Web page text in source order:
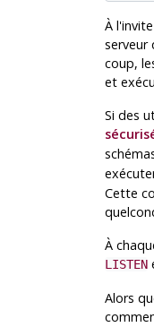
À
serveur
coup,
et
Si des
Cette
À
LISTEN
Alors